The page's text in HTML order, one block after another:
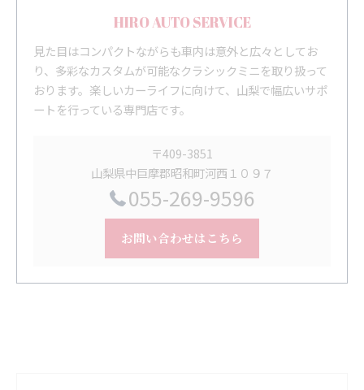
HIRO AUTO SERVICE
見た目はコンパクトながらも車内は意外と広々としてお
り、多彩なカスタムが可能なクラシックミニを取り扱って
おります。楽しいカーライフに向けて、山梨で幅広いサポ
ートを行っている専門店です。
〒409-3851
山梨県中巨摩郡昭和町河西１０９７
055-269-9596
お問い合わせはこちら